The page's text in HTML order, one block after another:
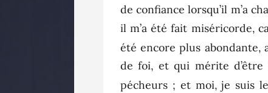
de confiance lorsqu’il m’a
il m’a été fait miséricorde,
été encore plus abondante,
de foi, et qui mérite d’être
pécheurs ; et moi, je suis